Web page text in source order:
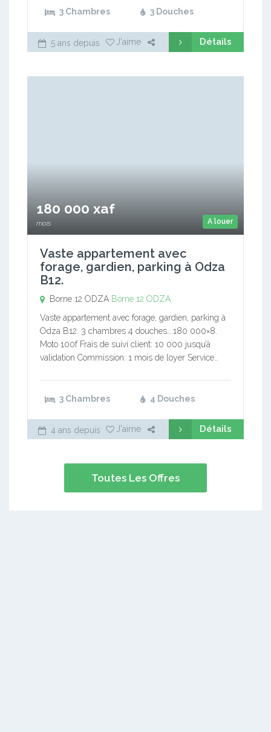
3 Chambres 3 Douches
5 ans depuis J'aime Détails
A louer
180 000 xaf
mois
Vaste appartement avec
forage, gardien, parking à Odza
B12.
Borne 12 ODZA Borne 12 ODZA
Vaste appartement avec forage, gardien, parking à
Odza B12. 3 chambres 4 douches….180 000×8.
Moto 100f Frais de suivi client: 10 000 jusqu’à
validation Commission: 1 mois de loyer Service…
3 Chambres 4 Douches
4 ans depuis J'aime Détails
Toutes Les Offres